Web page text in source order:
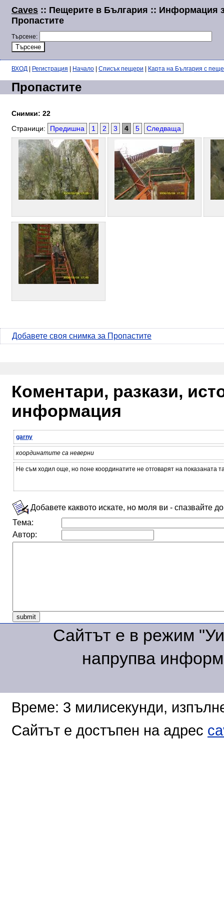
Caves :: Пещерите в България :: Информация
Пропастите
Търсене:
ВХОД Регистрация Начало Списък пещери Карта на България с
Пропастите
Снимки: 22
Страници:
Предишна 1 2 3 4 5 Следваща
Добавете своя снимка за Пропастите
Коментари, разкази,
информация
garny
координатите са неверни
Не съм ходил още, но поне координатите не отговарят на показаната
Добавете каквото искате, но моля ви - спазвайте
Тема:
Автор:
Сайтът е в режим
напрупва
Време: 3 милисекунди,
Сайтът е достъпен на адрес